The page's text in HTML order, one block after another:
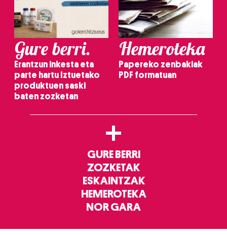
Gure berri.
Erantzun inkesta eta
parte hartu Iztuetako
produktuen saski
baten zozketan
Hemeroteka
Papereko zenbakiak
PDF formatuan
+
GURE BERRI
ZOZKETAK
ESKAINTZAK
HEMEROTEKA
NOR GARA